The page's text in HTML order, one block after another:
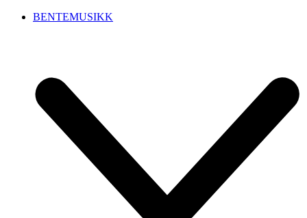
BENTEMUSIKK